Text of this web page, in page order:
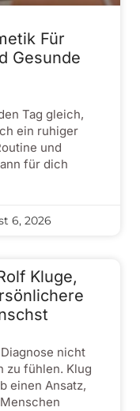
Für
Gesunde
Tag gleich,
ein ruhiger
und
für dich
6, 2026
Kluge,
nicht
zu fühlen. Klug
einen Ansatz,